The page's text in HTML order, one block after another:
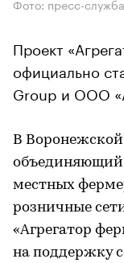
Фото: пресс-
Проект
официально
Group и ООО
В Воронежской
объединяющий
местных
розничные
«Агрегатор
на поддержку